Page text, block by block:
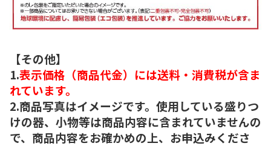
【その他】
1.表示価格（商品代金）には送料・消費税が含ま
れています。
2.商品写真はイメージです。使用している盛りつ
けの器、小物等は商品内容に含まれていませんの
で、商品内容をお確かめの上、お申込みくださ